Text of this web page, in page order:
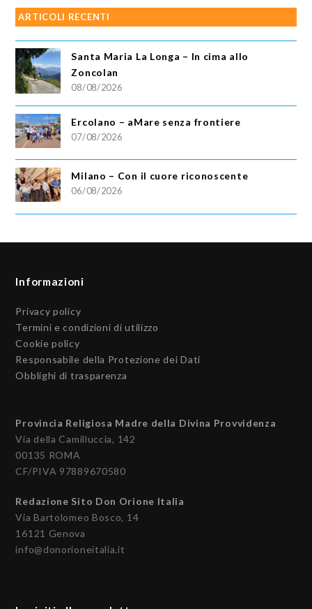
ARTICOLI RECENTI
Santa Maria La Longa – In cima allo
Zoncolan
08/08/2026
Ercolano – aMare senza frontiere
07/08/2026
Milano – Con il cuore riconoscente
06/08/2026
Informazioni
Privacy policy
Termini e condizioni di utilizzo
Cookie policy
Responsabile della Protezione dei Dati
Obblighi di trasparenza
Provincia Religiosa Madre della Divina Provvidenza
Via della Camilluccia, 142
00135 ROMA
CF/PIVA 97889670580
Redazione Sito Don Orione Italia
Via Bartolomeo Bosco, 14
16121 Genova
info@donorioneitalia.it